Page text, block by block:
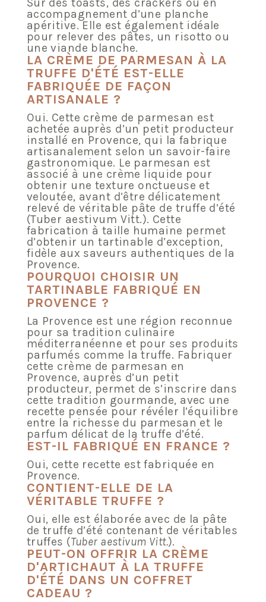
Sur des toasts, des crackers ou en
accompagnement d’une planche
apéritive. Elle est également idéale
pour relever des pâtes, un risotto ou
une viande blanche.
LA CRÈME DE PARMESAN À LA
TRUFFE D'ÉTÉ EST-ELLE
FABRIQUÉE DE FAÇON
ARTISANALE ?
Oui. Cette crème de parmesan est
achetée auprès d’un petit producteur
installé en Provence, qui la fabrique
artisanalement selon un savoir-faire
gastronomique. Le parmesan est
associé à une crème liquide pour
obtenir une texture onctueuse et
veloutée, avant d’être délicatement
relevé de véritable pâte de truffe d’été
(Tuber aestivum Vitt.). Cette
fabrication à taille humaine permet
d’obtenir un tartinable d’exception,
fidèle aux saveurs authentiques de la
Provence.
POURQUOI CHOISIR UN
TARTINABLE FABRIQUÉ EN
PROVENCE ?
La Provence est une région reconnue
pour sa tradition culinaire
méditerranéenne et pour ses produits
parfumés comme la truffe. Fabriquer
cette crème de parmesan en
Provence, auprès d’un petit
producteur, permet de s’inscrire dans
cette tradition gourmande, avec une
recette pensée pour révéler l’équilibre
entre la richesse du parmesan et le
parfum délicat de la truffe d’été.
EST-IL FABRIQUÉ EN FRANCE ?
Oui, cette recette est fabriquée en
Provence.
CONTIENT-ELLE DE LA
VÉRITABLE TRUFFE ?
Oui, elle est élaborée avec de la pâte
de truffe d’été contenant de véritables
truffes (Tuber aestivum Vitt.).
PEUT-ON OFFRIR LA CRÈME
D'ARTICHAUT À LA TRUFFE
D'ÉTÉ DANS UN COFFRET
CADEAU ?